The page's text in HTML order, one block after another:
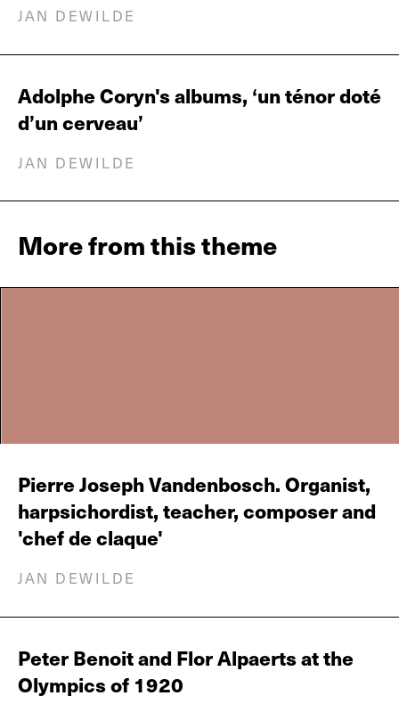
JAN DEWILDE
Adolphe Coryn's albums, ‘un ténor doté
d’un cerveau’
JAN DEWILDE
More from this theme
Pierre Joseph Vandenbosch. Organist,
harpsichordist, teacher, composer and
'chef de claque'
JAN DEWILDE
Peter Benoit and Flor Alpaerts at the
Olympics of 1920